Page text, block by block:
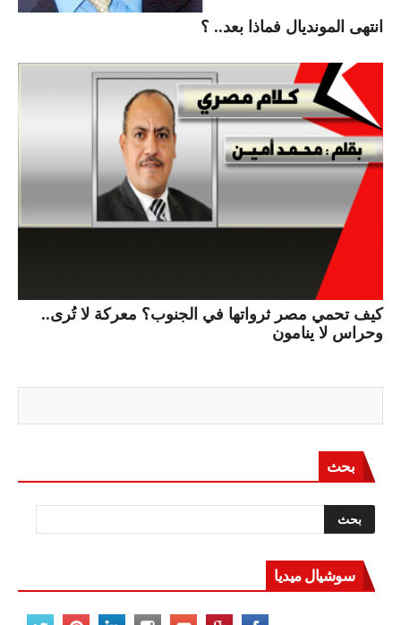
انتهى المونديال فماذا بعد.. ؟
كيف تحمي مصر ثرواتها في الجنوب؟ معركة لا تُرى..
وحراس لا ينامون
بحث
سوشيال ميديا